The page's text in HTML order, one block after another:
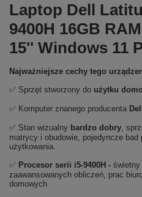
Laptop Dell
9400H 16GB
15'' Windows 11
Najważniejsze cechy tego
✅ Sprzęt stworzony do użytku
✅ Komputer znanego producenta Dell
✅ Stan wizualny bardzo dobry,
matrycy i obudowie, pojedyncze
użytkowania.
✅ Procesor serii i5-9400H - świetny
zaawansowanych obliczeń, prac
domowych